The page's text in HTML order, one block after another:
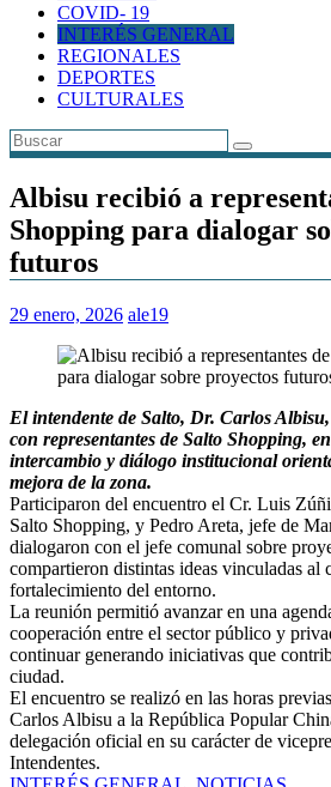
COVID- 19
INTERÉS GENERAL
REGIONALES
DEPORTES
CULTURALES
Albisu recibió a
Shopping para dialogar
futuros
29 enero, 2026 ale19
El intendente de Salto, Dr. Carlos
con representantes de Salto Shopping,
intercambio y diálogo institucional
mejora de la zona.
Participaron del encuentro el Cr. Luis
Salto Shopping, y Pedro Areta, jefe de
dialogaron con el jefe comunal sobre
compartieron distintas ideas vinculadas al
fortalecimiento del entorno.
La reunión permitió avanzar en una
cooperación entre el sector público y
continuar generando iniciativas que
ciudad.
El encuentro se realizó en las horas
Carlos Albisu a la República Popular
delegación oficial en su carácter de
Intendentes.